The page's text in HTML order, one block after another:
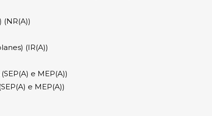
(IR(A))
e MEP(A))
e MEP(A))